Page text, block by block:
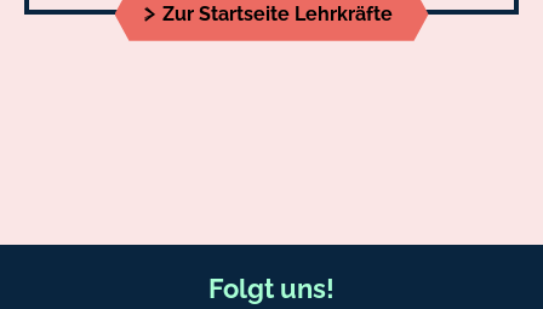
Zur Startseite Lehrkräfte
Folgt uns!